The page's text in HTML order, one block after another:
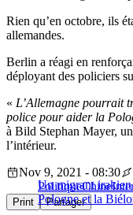
Rien qu’en octobre, ils
allemandes.
Berlin a réagi en
déployant des policiers
« L’Allemagne pourrait
police pour aider la
à Bild Stephan Mayer,
l’intérieur.
Un migrant
Pologne et la
Nov 9, 2021 - 08:30
PolitiqueChine
Print Partager